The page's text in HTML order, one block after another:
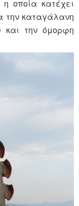
οποία κατέχει
την καταγάλανη
και την όμορφη